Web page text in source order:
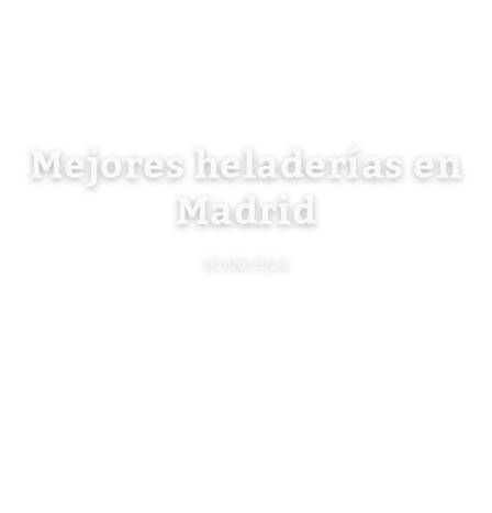
Mejores heladerías en
Madrid